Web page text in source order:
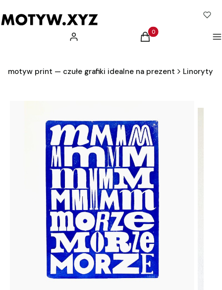
Zaloguj się Produkty w koszyku: 0.
Koszyk
motyw print — czułe grafiki idealne na prezent Linoryty